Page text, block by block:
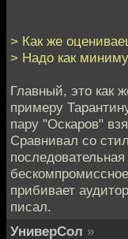
> Как же
> Надо как
Главный, это как
примеру
пару "Оскаров"
Сравнивал со
прибивает
писал.
УниверСол »